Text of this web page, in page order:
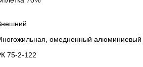
омедненный алюминиевый
75-2-122